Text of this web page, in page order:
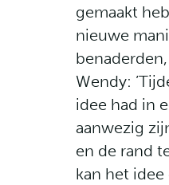
gemaakt
nieuwe
Wendy: ’
idee had in
aanwezig
en de rand
kan het